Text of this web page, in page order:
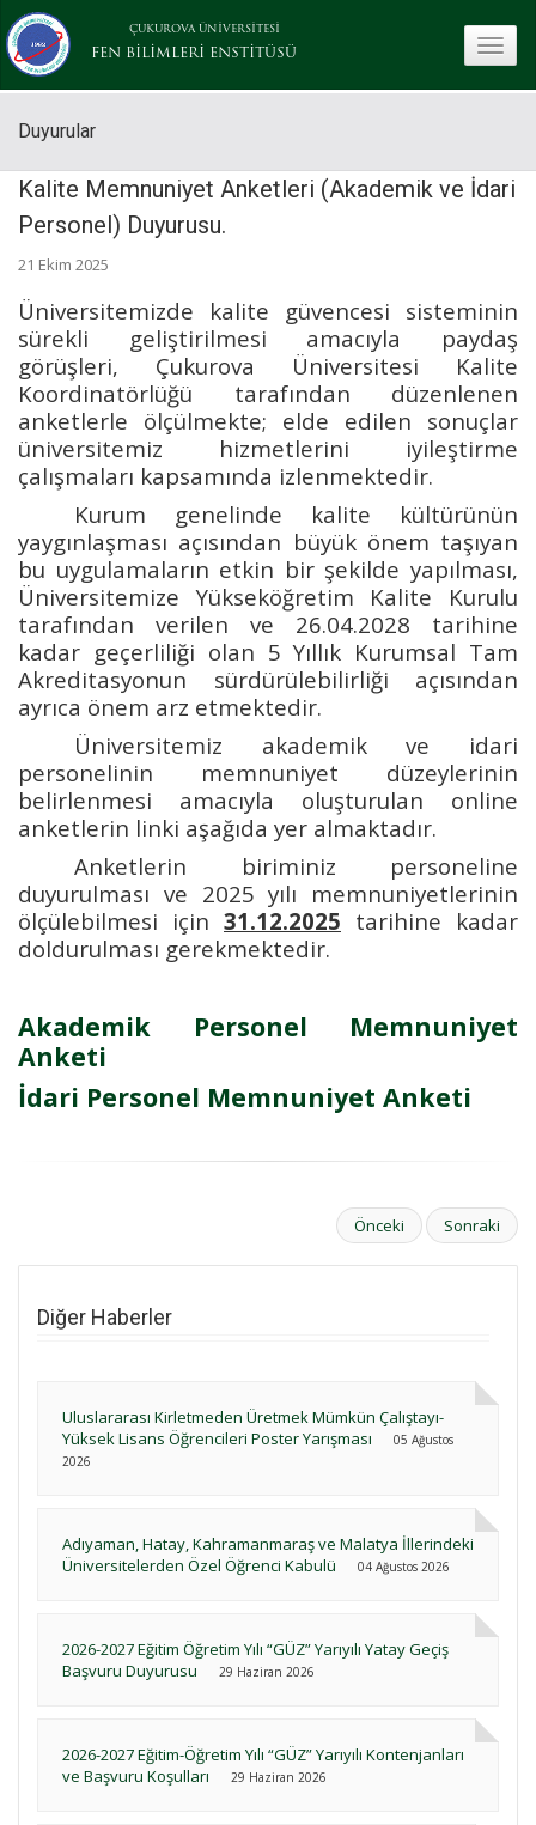
ÇUKUROVA ÜNİVERSİTESİ
FEN BİLİMLERİ ENSTİTÜSÜ
Duyurular
Kalite Memnuniyet Anketleri (Akademik ve İdari
Personel) Duyurusu.
21 Ekim 2025
Üniversitemizde kalite güvencesi sisteminin
sürekli geliştirilmesi amacıyla paydaş
görüşleri, Çukurova Üniversitesi Kalite
Koordinatörlüğü tarafından düzenlenen
anketlerle ölçülmekte; elde edilen sonuçlar
üniversitemiz hizmetlerini iyileştirme
çalışmaları kapsamında izlenmektedir.
Kurum genelinde kalite kültürünün
yaygınlaşması açısından büyük önem taşıyan
bu uygulamaların etkin bir şekilde yapılması,
Üniversitemize Yükseköğretim Kalite Kurulu
tarafından verilen ve 26.04.2028 tarihine
kadar geçerliliği olan 5 Yıllık Kurumsal Tam
Akreditasyonun sürdürülebilirliği açısından
ayrıca önem arz etmektedir.
Üniversitemiz akademik ve idari
personelinin memnuniyet düzeylerinin
belirlenmesi amacıyla oluşturulan online
anketlerin linki aşağıda yer almaktadır.
Anketlerin biriminiz personeline
duyurulması ve 2025 yılı memnuniyetlerinin
ölçülebilmesi için 31.12.2025 tarihine kadar
doldurulması gerekmektedir.
Akademik Personel Memnuniyet
Anketi
İdari Personel Memnuniyet Anketi
Önceki Sonraki
Diğer Haberler
Uluslararası Kirletmeden Üretmek Mümkün Çalıştayı-
Yüksek Lisans Öğrencileri Poster Yarışması
05 Ağustos
2026
Adıyaman, Hatay, Kahramanmaraş ve Malatya İllerindeki
Üniversitelerden Özel Öğrenci Kabulü
04 Ağustos 2026
2026-2027 Eğitim Öğretim Yılı “GÜZ” Yarıyılı Yatay Geçiş
Başvuru Duyurusu
29 Haziran 2026
2026-2027 Eğitim-Öğretim Yılı “GÜZ” Yarıyılı Kontenjanları
ve Başvuru Koşulları
29 Haziran 2026